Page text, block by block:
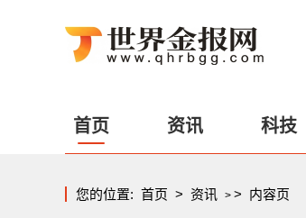
首页 资讯 科技
您的位置: 首页 > 资讯 > > 内容页